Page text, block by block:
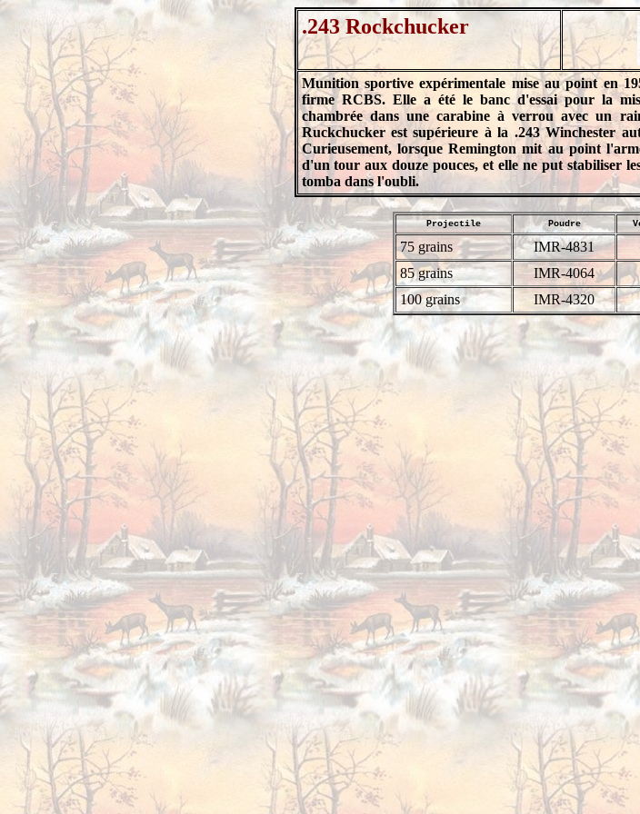
.243 Rockchucker
Munition sportive expérimentale mise au point en
firme RCBS. Elle a été le banc d'essai pour la
chambrée dans une carabine à verrou avec un
Ruckchucker est supérieure à la .243 Winchester
Curieusement, lorsque Remington mit au point
d'un tour aux douze pouces, et elle ne put stabiliser
tomba dans l'oubli.
Projectile Poudre
75 grains IMR-4831
85 grains
IMR-4064
100 grains
IMR-4320